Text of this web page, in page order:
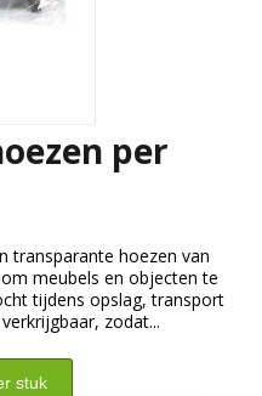
per
transparante hoezen van
meubels en objecten te
tijdens opslag, transport
zodat...
stuk